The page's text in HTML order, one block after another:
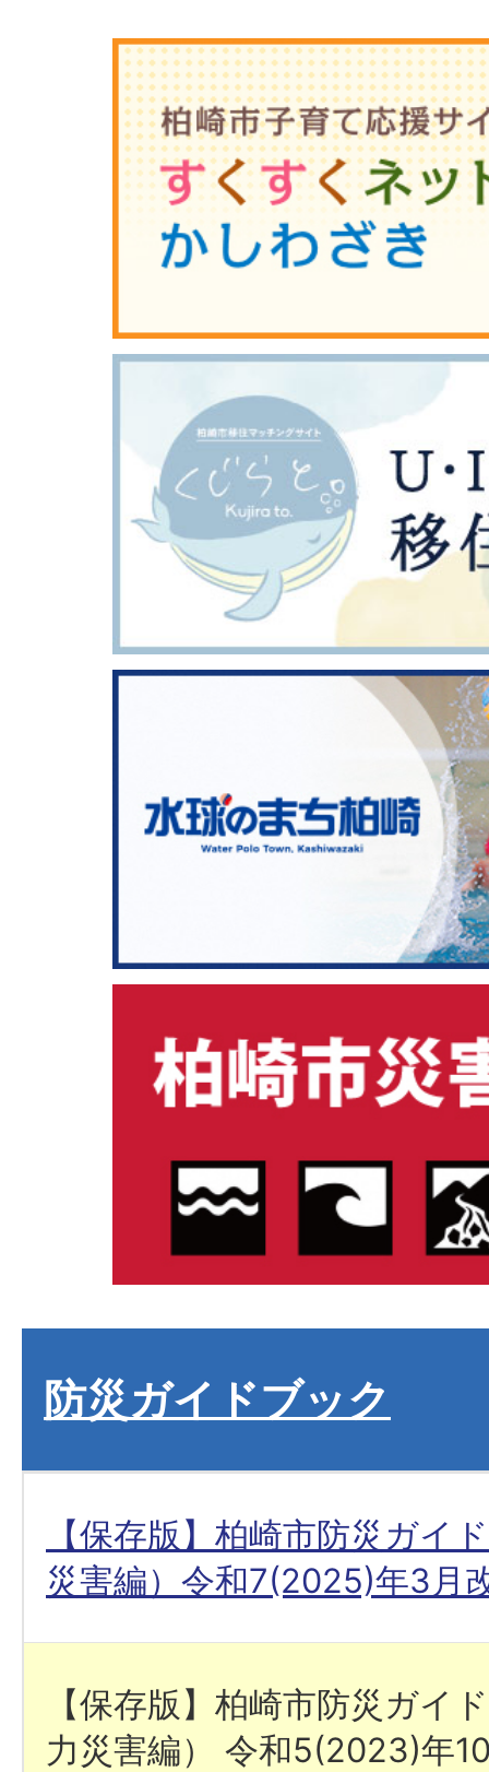
防災ガイドブック
【保存版】柏崎市防災ガイ
災害編）令和7(2025)年3月
【保存版】柏崎市防災ガイ
力災害編） 令和5(2023)年